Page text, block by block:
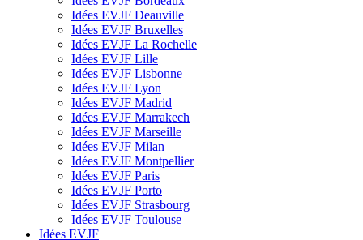
Idées EVJF Deauville
Idées EVJF Bruxelles
Idées EVJF La Rochelle
Idées EVJF Lille
Idées EVJF Lisbonne
Idées EVJF Lyon
Idées EVJF Madrid
Idées EVJF Marrakech
Idées EVJF Marseille
Idées EVJF Milan
Idées EVJF Montpellier
Idées EVJF Paris
Idées EVJF Porto
Idées EVJF Strasbourg
Idées EVJF Toulouse
Idées EVJF